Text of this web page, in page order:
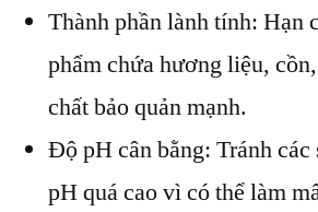
Thành phần lành tính: Hạn
phẩm chứa hương liệu,
chất bảo quản mạnh.
Độ pH cân bằng: Tránh các
pH quá cao vì có thể làm